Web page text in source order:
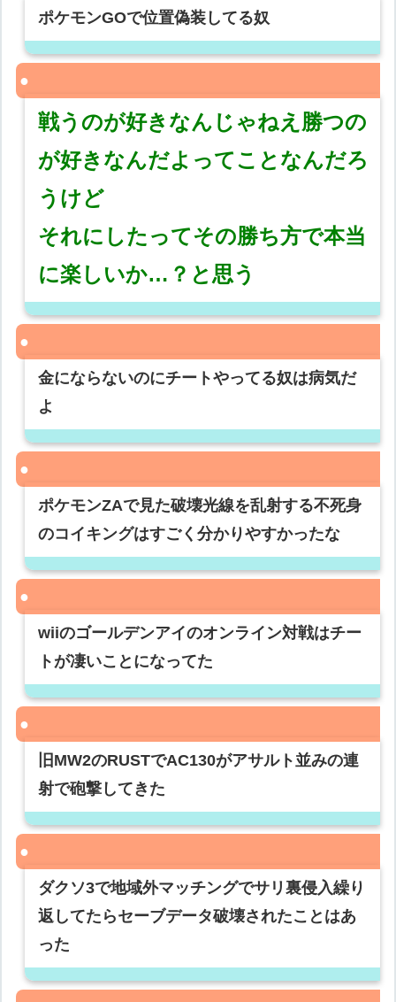
ポケモンGOで位置偽装してる奴
戦うのが好きなんじゃねえ勝つの
が好きなんだよってことなんだろ
うけど
それにしたってその勝ち方で本当
に楽しいか…？と思う
金にならないのにチートやってる奴は病気だ
よ
ポケモンZAで見た破壊光線を乱射する不死身
のコイキングはすごく分かりやすかったな
wiiのゴールデンアイのオンライン対戦はチー
トが凄いことになってた
旧MW2のRUSTでAC130がアサルト並みの連
射で砲撃してきた
ダクソ3で地域外マッチングでサリ裏侵入繰り
返してたらセーブデータ破壊されたことはあ
った